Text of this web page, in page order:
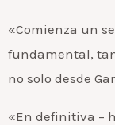
«Comienza un
fundamental,
no solo desde
«En definitiva –